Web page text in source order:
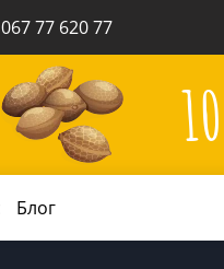
77 620 77
Блог